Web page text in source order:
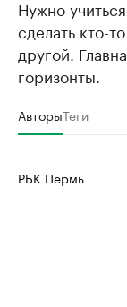
Нужно
сделать кто-
другой.
горизонты.
АвторыТеги
РБК Пермь